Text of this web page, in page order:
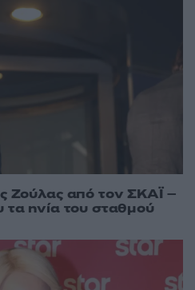
Ζούλας από τον ΣΚΑΪ –
ηνία του σταθμού